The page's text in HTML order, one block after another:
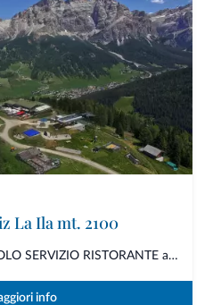
La Ila mt. 2100
Il Club Moritzino offre SOLO SERVIZIO RISTORANTE a pranzo e a cena senza po...
info